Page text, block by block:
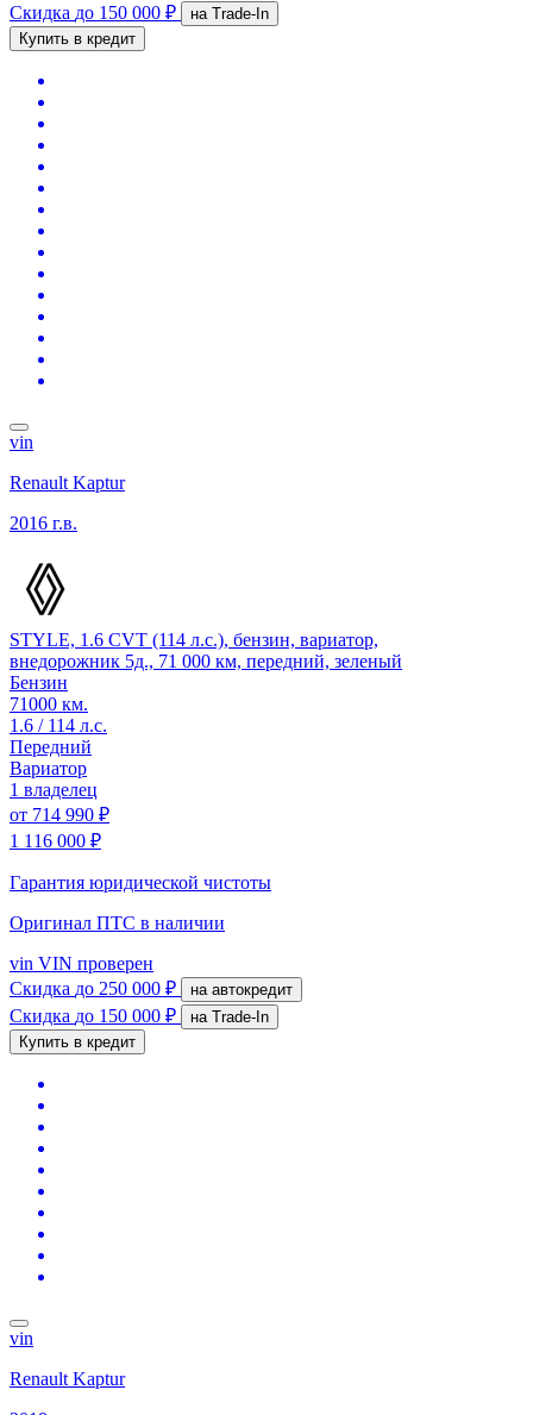
Скидка до 150 000 ₽
на Trade-In
Купить в кредит
vin
Renault Kaptur
2016 г.в.
STYLE, 1.6 CVT (114 л.с.), бензин, вариатор,
внедорожник 5д., 71 000 км, передний, зеленый
Бензин
71000 км.
1.6 / 114 л.с.
Передний
Вариатор
1 владелец
от 714 990 ₽
1 116 000 ₽
Гарантия юридической чистоты
Оригинал ПТС в наличии
vin VIN проверен
Скидка до 250 000 ₽ на автокредит
Скидка до 150 000 ₽
на Trade-In
Купить в кредит
vin
Renault Kaptur